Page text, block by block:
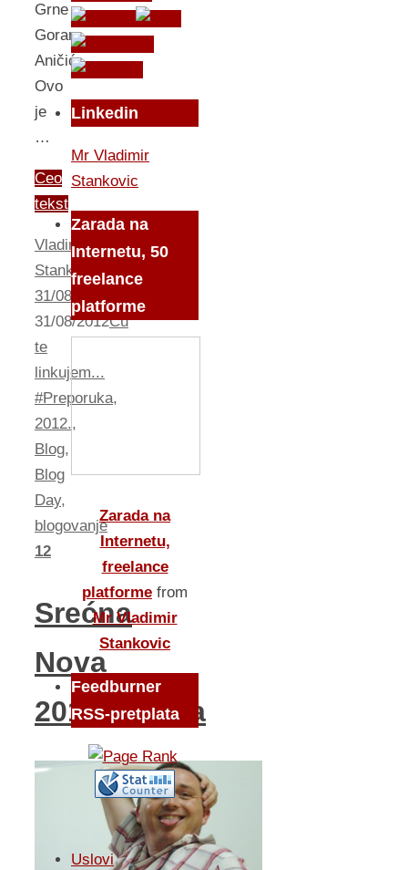
Grne
Goran
Aničić
Ovo
je
…
Ceo
tekst
Vladimir
Stankovic
31/08/2012
31/08/2012Cu
te
linkujem...
#Preporuka,
2012.,
Blog,
Blog
Day,
blogovanje
12
Srećna
Nova
2012.godina
Linkedin
Mr Vladimir
Stankovic
Zarada na
Internetu, 50
freelance
platforme
Zarada na
Internetu,
freelance
platforme from
Mr Vladimir
Stankovic
Feedburner
RSS-pretplata
Uslovi